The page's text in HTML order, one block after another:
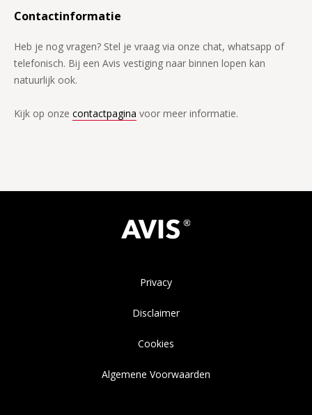
Contactinformatie
Heb je nog vragen? Stel je vraag via onze chat, whatsapp of
telefonisch. Bij een Avis vestiging naar binnen lopen kan
natuurlijk ook.
Kijk op onze contactpagina voor meer informatie.
Privacy
Disclaimer
Cookies
Algemene Voorwaarden